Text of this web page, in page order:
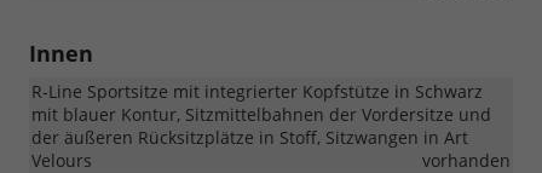
Innen
R-Line Sportsitze mit integrierter Kopfstütze in Schwarz
mit blauer Kontur, Sitzmittelbahnen der Vordersitze und
der äußeren Rücksitzplätze in Stoff, Sitzwangen in Art
Velours
vorhanden